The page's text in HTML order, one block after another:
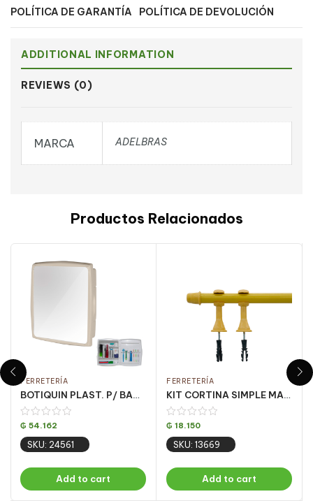
POLÍTICA DE GARANTÍA POLÍTICA DE DEVOLUCIÓN
ADDITIONAL INFORMATION
REVIEWS (0)
MARCA ADELBRAS
Productos Relacionados
FERRETERÍA
BOTIQUIN PLAST. P/ BANO BEIGE METASUL CJ C/ 4 UN
₲ 54.162
SKU: 24561
Add to cart
FERRETERÍA
KIT CORTINA SIMPLE MARFIL 1.5 MT (PQT C/ 5 UN)
₲ 18.150
SKU: 13669
Add to cart